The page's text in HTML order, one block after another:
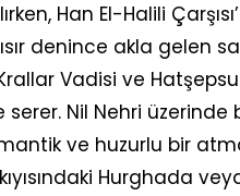
Han El-Halili
denince akla gelen
Vadisi ve Hatşepsut
serer. Nil Nehri üzerinde
ve huzurlu bir
Hurghada